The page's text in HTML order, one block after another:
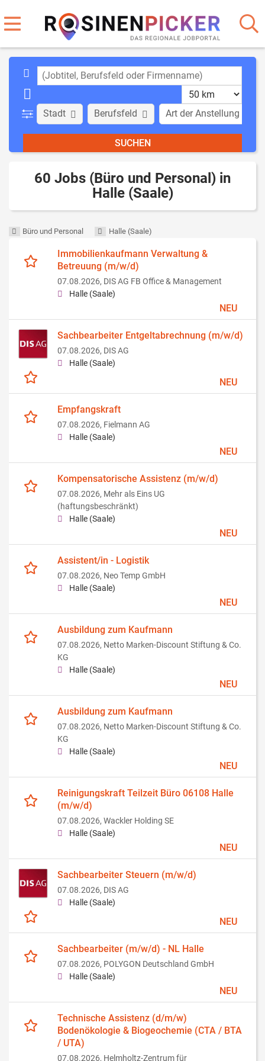
Stadt Art der Anstellung
Berufsfeld
60 Jobs (Büro und Personal) in
Halle (Saale)
Büro und Personal Halle (Saale)
Immobilienkaufmann Verwaltung &
Betreuung (m/w/d)
07.08.2026, DIS AG FB Office & Management
Halle (Saale)
NEU
Sachbearbeiter Entgeltabrechnung (m/w/d)
07.08.2026, DIS AG
Halle (Saale)
NEU
Empfangskraft
07.08.2026, Fielmann AG
Halle (Saale)
NEU
Kompensatorische Assistenz (m/w/d)
07.08.2026, Mehr als Eins UG
(haftungsbeschränkt)
Halle (Saale)
NEU
Assistent/in - Logistik
07.08.2026, Neo Temp GmbH
Halle (Saale)
NEU
Ausbildung zum Kaufmann
07.08.2026, Netto Marken-Discount Stiftung & Co.
KG
Halle (Saale)
NEU
Ausbildung zum Kaufmann
07.08.2026, Netto Marken-Discount Stiftung & Co.
KG
Halle (Saale)
NEU
Reinigungskraft Teilzeit Büro 06108 Halle
(m/w/d)
07.08.2026, Wackler Holding SE
Halle (Saale)
NEU
Sachbearbeiter Steuern (m/w/d)
07.08.2026, DIS AG
Halle (Saale)
NEU
Sachbearbeiter (m/w/d) - NL Halle
07.08.2026, POLYGON Deutschland GmbH
Halle (Saale)
NEU
Technische Assistenz (d/m/w)
Bodenökologie & Biogeochemie (CTA / BTA
/ UTA)
07.08.2026, Helmholtz-Zentrum für